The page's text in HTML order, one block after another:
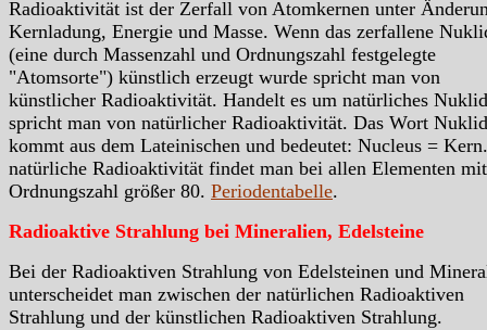
Radioaktivität ist der Zerfall von Atomkernen unter
Kernladung, Energie und Masse. Wenn das zerfallene
(eine durch Massenzahl und Ordnungszahl festgelegte
"Atomsorte") künstlich erzeugt wurde spricht man von
künstlicher Radioaktivität. Handelt es um natürliches Nuklid
spricht man von natürlicher Radioaktivität. Das Wort Nuklid
kommt aus dem Lateinischen und bedeutet: Nucleus =
natürliche Radioaktivität findet man bei allen Elementen
Ordnungszahl größer 80. Periodentabelle.
Radioaktive Strahlung bei Mineralien, Edelsteine
Bei der Radioaktiven Strahlung von Edelsteinen und
unterscheidet man zwischen der natürlichen Radioaktiven
Strahlung und der künstlichen Radioaktiven Strahlung.